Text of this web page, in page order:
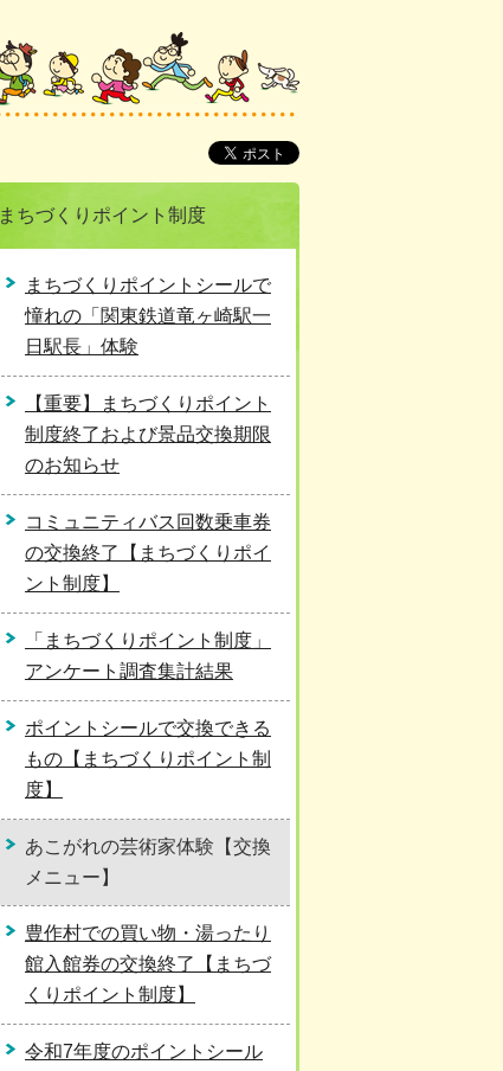
まちづくりポイント制度
まちづくりポイントシールで
憧れの「関東鉄道竜ヶ崎駅一
日駅長」体験
【重要】まちづくりポイント
制度終了および景品交換期限
のお知らせ
コミュニティバス回数乗車券
の交換終了【まちづくりポイ
ント制度】
「まちづくりポイント制度」
アンケート調査集計結果
ポイントシールで交換できる
もの【まちづくりポイント制
度】
あこがれの芸術家体験【交換
メニュー】
豊作村での買い物・湯ったり
館入館券の交換終了【まちづ
くりポイント制度】
令和7年度のポイントシール